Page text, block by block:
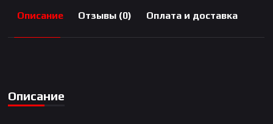
Описание Отзывы (0) Оплата и доставка
Описание